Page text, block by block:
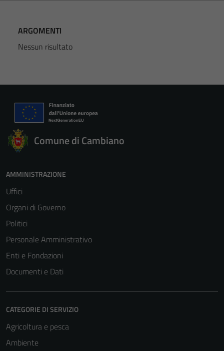
ARGOMENTI
Nessun risultato
Comune di Cambiano
AMMINISTRAZIONE
Uffici
Organi di Governo
Politici
Personale Amministrativo
Enti e Fondazioni
Documenti e Dati
CATEGORIE DI SERVIZIO
Agricoltura e pesca
Ambiente